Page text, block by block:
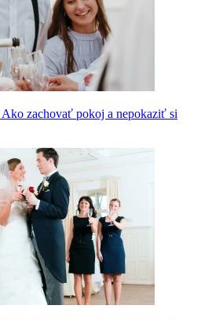
zachovať pokoj a nepokaziť si